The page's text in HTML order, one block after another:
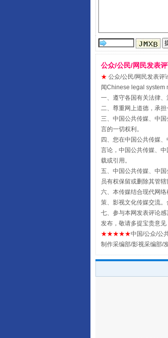
阿坝州三
国家大学
公众/公民/网民发表
★ 公众/公民/网民发表
闻Chinese legal system
一、遵守各国有关法律
二、尊重网上道德，承担
三、中国公共传媒、中
言的一切权利。
四、您在中国公共传媒
言论，中国公共传媒、
载或引用。
五、中国公共传媒、中
员有权保留或删除其管辖
六、本传媒结合现代网
策、影视文化传媒交流。
七、参与本网发表评论
发布，敬请多提宝贵意
★★★★★中国/公众/公
制作采编部/影视采编部/